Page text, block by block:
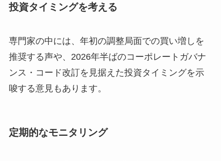
投資タイミングを考える
専門家の中には、年初の調整局面での買い増しを
推奨する声や、2026年半ばのコーポレートガバナ
ンス・コード改訂を見据えた投資タイミングを示
唆する意見もあります。
定期的なモニタリング